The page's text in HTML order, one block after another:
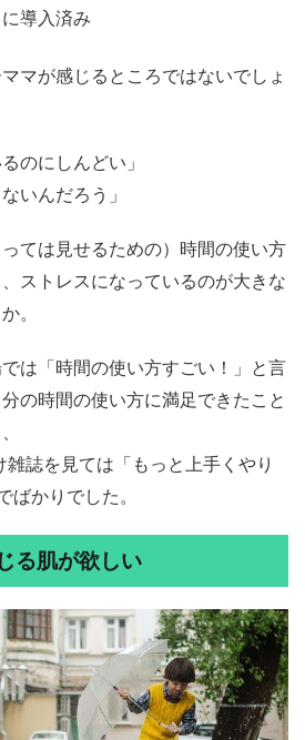
導入済み
マが感じるところではないでしょ
のにしんどい」
いんだろう」
ては見せるための）時間の使い方
ストレスになっているのが大きな
。
は「時間の使い方すごい！」と言
の時間の使い方に満足できたこと
誌を見ては「もっと上手くやり
かりでした。
る肌が欲しい